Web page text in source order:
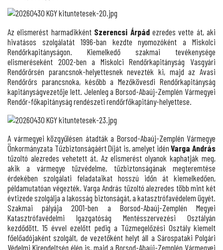
Az elismerést harmadikként Szerencsi Árpádezredes vette át, aki
hivatásos szolgálatát 1996-ban kezdte nyomozóként a Miskolci
Rendőrkapitányságon. Kiemelkedő szakmai tevékenysége
elismeréseként 2002-ben a Miskolci Rendőrkapitányság Vasgyári
Rendőrőrsén parancsnok-helyettesnek nevezték ki, majd az Avasi
Rendőrőrs parancsnoka, később a Mezőkövesdi Rendőrkapitányság
kapitányságvezetője lett. Jelenleg a Borsod-Abaúj-Zemplén Vármegyei
Rendőr-főkapitányság rendészeti rendőrfőkapitány-helyettese.
A vármegyei közgyűlésen átadták a Borsod-Abaúj-Zemplén Vármegye
Önkormányzata Tűzbiztonságáért Díját is, amelyet idénVarga András
tűzoltó alezredes vehetett át. Az elismerést olyanok kaphatják meg,
akik a vármegye tűzvédelme, tűzbiztonságának megteremtése
érdekében szolgálati feladataikat hosszú időn át kiemelkedően,
példamutatóan végezték. Varga András tűzoltó alezredes több mint két
évtizede szolgálja a lakosság biztonságát, a katasztrófavédelem ügyét.
Szakmai pályája 2001-ben a Borsod-Abaúj-Zemplén Megyei
Katasztrófavédelmi Igazgatóság Mentésszervezési Osztályán
kezdődött. 15 évvel ezelőtt pedig a Tűzmegelőzési Osztály kiemelt
főelőadójaként szolgált, de vezetőként helyt áll a Sárospataki Polgári
Védelmi Kirendeltség élén is, majd a Borsod-Abaúj-Zemplén Vármegyei